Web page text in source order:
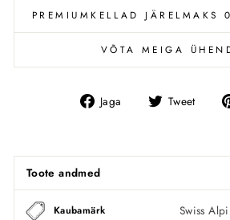
PREMIUMKELLAD JÄRELMAKS
VÕTA MEIGA
Jaga
Jaga
Tweet
Toote andmed
Kaubamärk Swiss